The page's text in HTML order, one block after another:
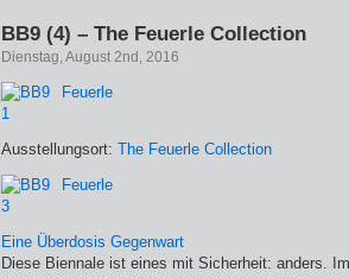
BB9 (4) – The Feuerle Collection
Dienstag, August 2nd, 2016
Ausstellungsort: The Feuerle Collection
Eine Überdosis Gegenwart
Diese Biennale ist eines mit Sicherheit: anders.